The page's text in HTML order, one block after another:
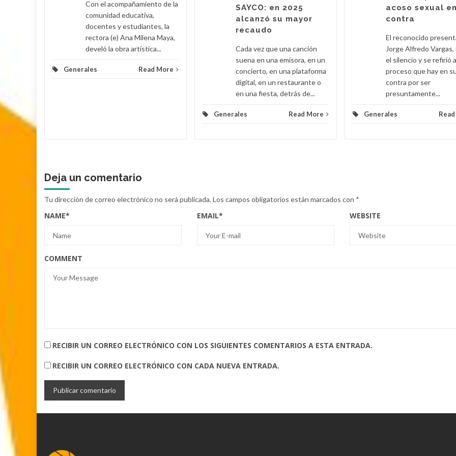
Con el acompañamiento de la
comunidad educativa,
docentes y estudiantes, la
rectora (e) Ana Milena Maya,
develó la obra artística...
Generales Read More
SAYCO: en 2025
alcanzó su mayor
recaudo
Cada vez que una canción
suena en una emisora, en un
concierto, en una plataforma
digital, en un restaurante o
en una fiesta, detrás de...
Generales Read More
acoso sexual
contra
El reconocido
Jorge Alfredo Vargas,
el silencio y se refirió
proceso que hay en su
contra por ser
presuntamente...
Generales
Deja un comentario
Tu dirección de correo electrónico no será publicada.Los campos obligatorios están marcados con *
NAME* EMAIL* WEBSITE
COMMENT
RECIBIR UN CORREO ELECTRÓNICO CON LOS SIGUIENTES COMENTARIOS A ESTA ENTRADA.
RECIBIR UN CORREO ELECTRÓNICO CON CADA NUEVA ENTRADA.